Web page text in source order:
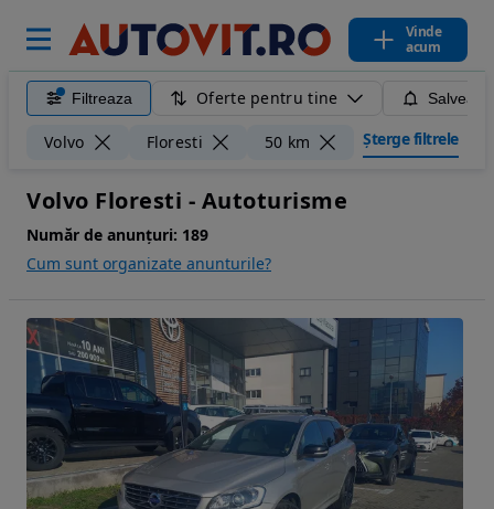
Vinde
acum
Filtreaza Oferte pentru tine
Volvo Floresti 50 km Șterge filtrele
Volvo Floresti - Autoturisme
Număr de anunțuri: 189
Cum sunt organizate anunturile?